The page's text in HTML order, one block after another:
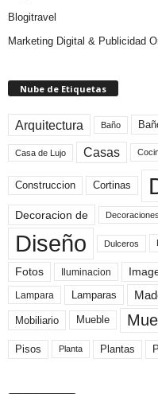
Blogitravel
Marketing Digital & Publicidad
Nube de Etiquetas
Arquitectura Baño
Casa de Lujo Casas
Construccion Cortinas
Decoracion de
Diseño Dulceros
Fotos Iluminacion
Lampara Lamparas
Mobiliario Mueble
Pisos Planta Plantas